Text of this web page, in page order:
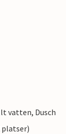
vatten, Dusch
platser)